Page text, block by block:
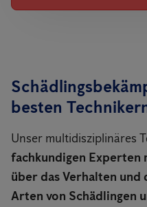
besten
Unser multidisziplinäres
fachkundigen Experten
über das Verhalten
Arten von Schädlingen